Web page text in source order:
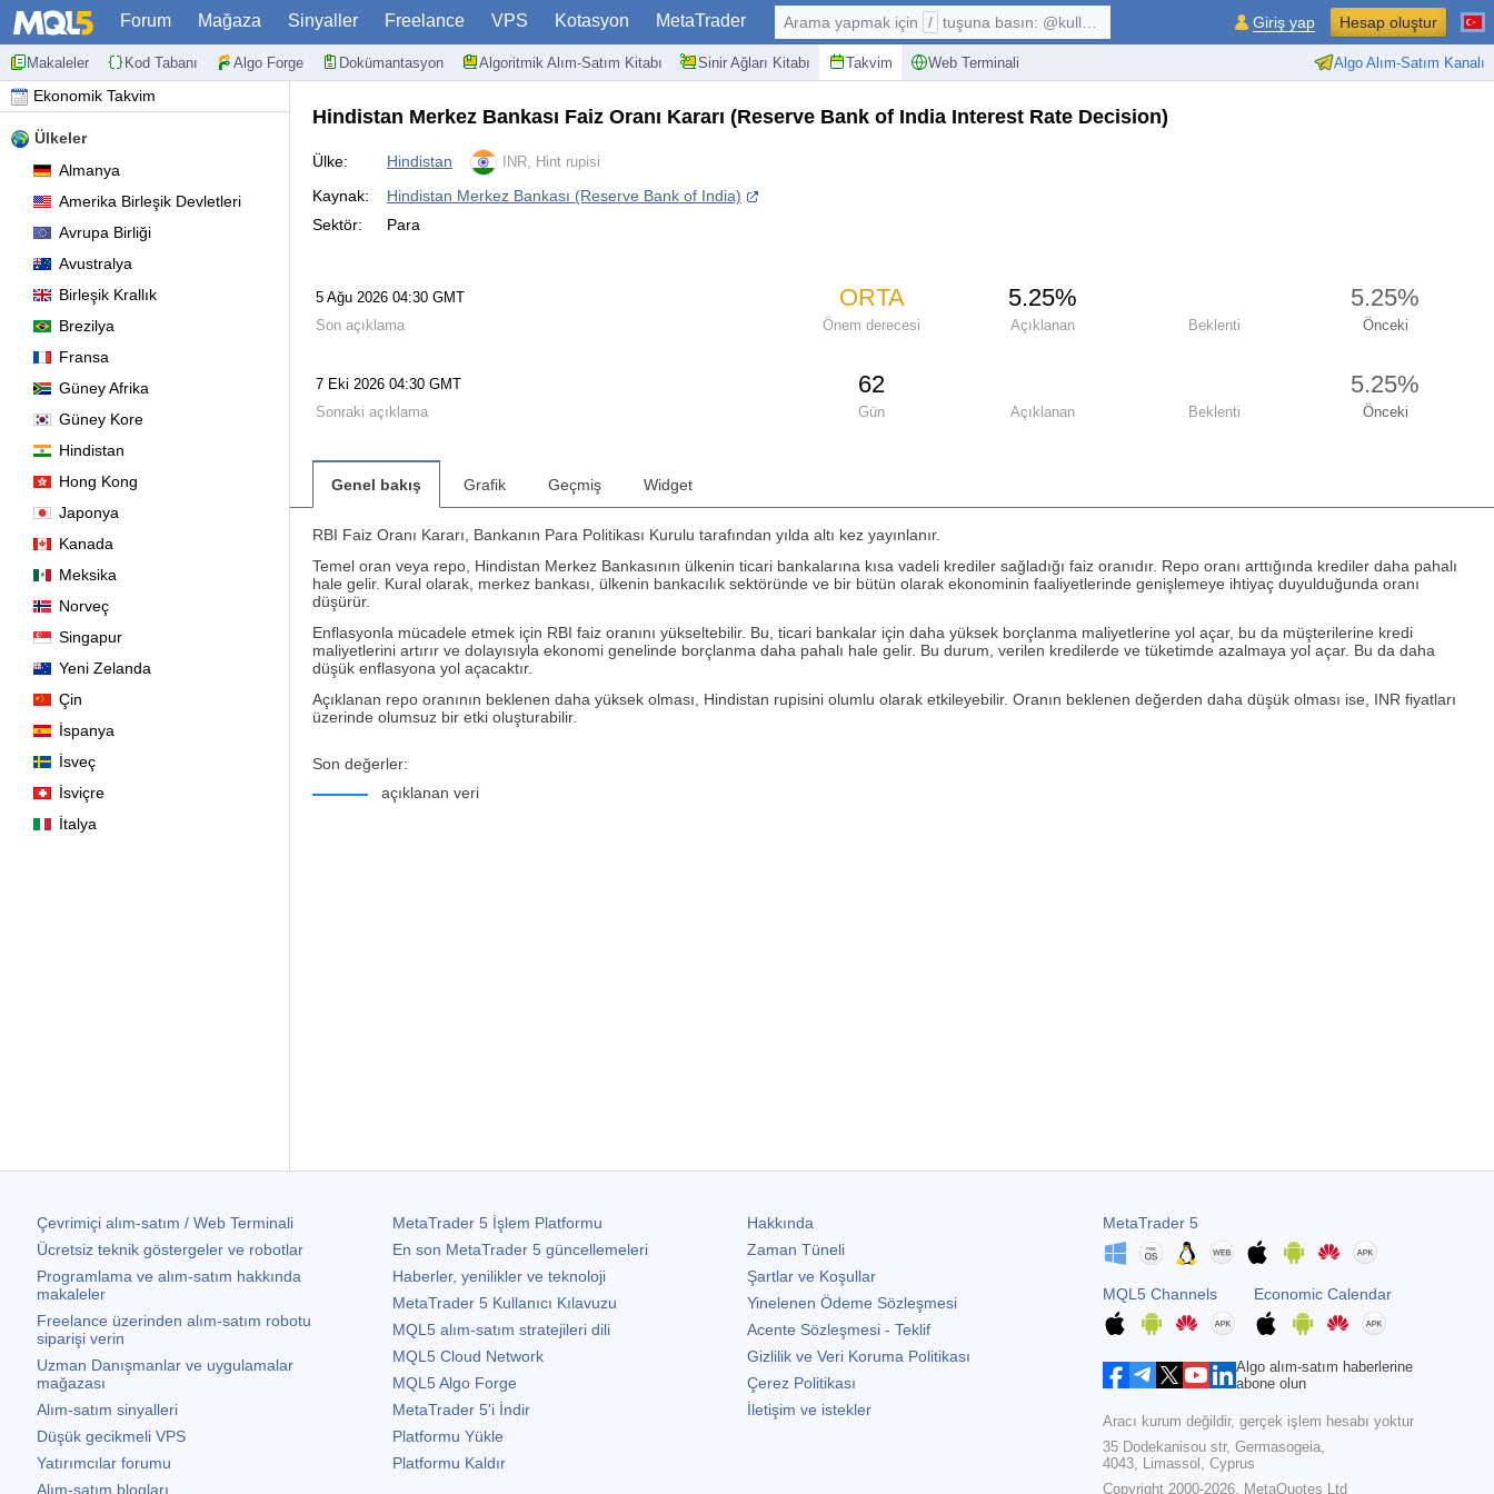
Forum Mağaza Sinyaller Freelance VPS Kotasyon MetaTrader
Makaleler Kod Tabanı Algo Forge Dokümantasyon Algoritmik Alım-Satım Kitabı Sinir Ağları Kitabı Takvim Web Terminali Algo Alım-Satım Kanalı
Arama yapmak için / tuşuna basın: @kullanıcı, $sembol, ... Giriş yap Hesap oluştur
Ekonomik Takvim
Ülkeler
Almanya
Amerika Birleşik Devletleri
Avrupa Birliği
Avustralya
Birleşik Krallık
Brezilya
Fransa
Güney Afrika
Güney Kore
Hindistan
Hong Kong
Japonya
Kanada
Meksika
Norveç
Singapur
Yeni Zelanda
Çin
İspanya
İsveç
İsviçre
İtalya
Hindistan Merkez Bankası Faiz Oranı Kararı (Reserve Bank of India Interest Rate Decision)
Ülke: Hindistan INR, Hint rupisi
Kaynak:
Hindistan Merkez Bankası (Reserve Bank of India)
Sektör:
Para
5 Ağu 2026 04:30 GMT ORTA 5.25% 5.25%
Son açıklama Önem derecesi Açıklanan Beklenti Önceki
7 Eki 2026 04:30 GMT 62 5.25%
Sonraki açıklama Gün Açıklanan Beklenti Önceki
Genel bakış Grafik Geçmiş Widget
RBI Faiz Oranı Kararı, Bankanın Para Politikası Kurulu tarafından yılda altı kez yayınlanır.
Temel oran veya repo, Hindistan Merkez Bankasının ülkenin ticari bankalarına kısa vadeli krediler sağladığı faiz oranıdır. Repo oranı arttığında krediler daha pahalı
hale gelir. Kural olarak, merkez bankası, ülkenin bankacılık sektöründe ve bir bütün olarak ekonominin faaliyetlerinde genişlemeye ihtiyaç duyulduğunda oranı
düşürür.
Enflasyonla mücadele etmek için RBI faiz oranını yükseltebilir. Bu, ticari bankalar için daha yüksek borçlanma maliyetlerine yol açar, bu da müşterilerine kredi
maliyetlerini artırır ve dolayısıyla ekonomi genelinde borçlanma daha pahalı hale gelir. Bu durum, verilen kredilerde ve tüketimde azalmaya yol açar. Bu da daha
düşük enflasyona yol açacaktır.
Açıklanan repo oranının beklenen daha yüksek olması, Hindistan rupisini olumlu olarak etkileyebilir. Oranın beklenen değerden daha düşük olması ise, INR fiyatları
üzerinde olumsuz bir etki oluşturabilir.
Son değerler:
açıklanan veri
Çevrimiçi alım-satım / Web Terminali
Ücretsiz teknik göstergeler ve robotlar
Programlama ve alım-satım hakkında
makaleler
Freelance üzerinden alım-satım robotu
siparişi verin
Uzman Danışmanlar ve uygulamalar
mağazası
Alım-satım sinyalleri
Düşük gecikmeli VPS
Yatırımcılar forumu
Alım-satım blogları
MetaTrader 5İşlem Platformu
En son MetaTrader 5güncellemeleri
Haberler, yenilikler ve teknoloji
MetaTrader 5Kullanıcı Kılavuzu
MQL5 alım-satım stratejileri dili
MQL5 Cloud Network
MQL5 Algo Forge
MetaTrader 5'i İndir
Platformu Yükle
Platformu Kaldır
Hakkında
Zaman Tüneli
Şartlar ve Koşullar
Yinelenen Ödeme Sözleşmesi
Acente Sözleşmesi - Teklif
Gizlilik ve Veri Koruma Politikası
Çerez Politikası
İletişim ve istekler
MetaTrader 5
MQL5 Channels Economic Calendar
Algo alım-satım haberlerine
abone olun
Aracı kurum değildir, gerçek işlem hesabı yoktur
35 Dodekanisou str, Germasogeia,
4043, Limassol, Cyprus
Copyright 2000-2026, MetaQuotes Ltd